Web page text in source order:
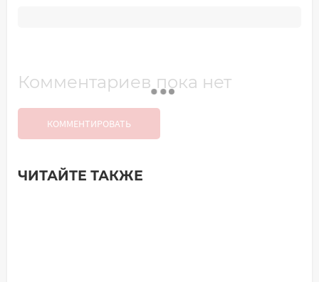
Комментариев пока нет
КОММЕНТИРОВАТЬ
Добавить комментарий
ЧИТАЙТЕ ТАКЖЕ